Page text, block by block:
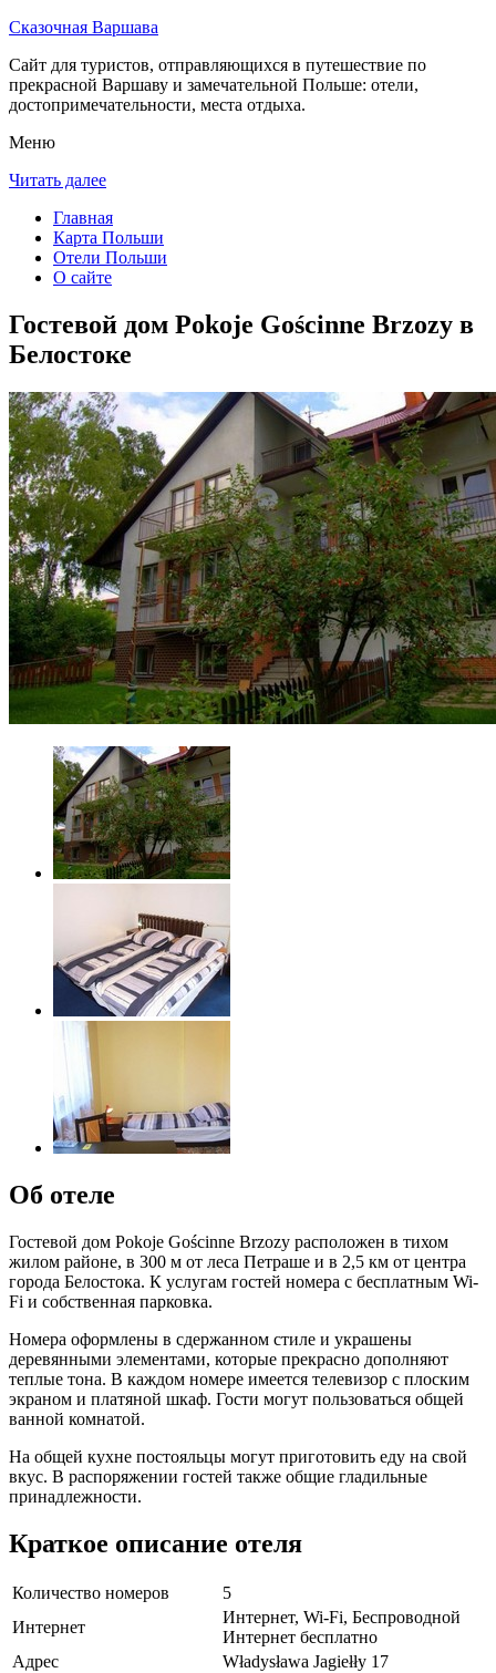
Сказочная Варшава
Сайт для туристов, отправляющихся в путешествие по
прекрасной Варшаву и замечательной Польше: отели,
достопримечательности, места отдыха.
Меню
Читать далее
Главная
Карта Польши
Отели Польши
О сайте
Гостевой дом Pokoje Gościnne Brzozy в
Белостоке
Об отеле
Гостевой дом Pokoje Gościnne Brzozy расположен в тихом
жилом районе, в 300 м от леса Петраше и в 2,5 км от центра
города Белостока. К услугам гостей номера с бесплатным Wi-
Fi и собственная парковка.
Номера оформлены в сдержанном стиле и украшены
деревянными элементами, которые прекрасно дополняют
теплые тона. В каждом номере имеется телевизор с плоским
экраном и платяной шкаф. Гости могут пользоваться общей
ванной комнатой.
На общей кухне постояльцы могут приготовить еду на свой
вкус. В распоряжении гостей также общие гладильные
принадлежности.
Краткое описание отеля
Количество номеров
5
Интернет
Интернет, Wi-Fi, Беспроводной
Интернет бесплатно
Адрес
Władysława Jagiełły 17